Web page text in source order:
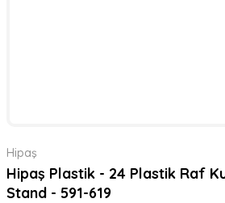
Hipaş
Hipaş Plastik - 24 Plastik Raf
Stand - 591-619